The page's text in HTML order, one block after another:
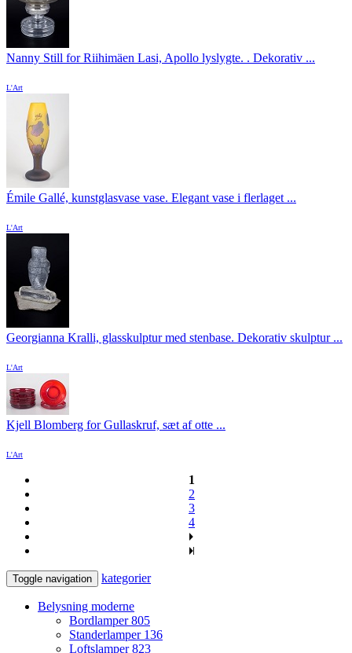
Nanny Still for Riihimäen Lasi, Apollo lyslygte. . Dekorativ ...
L'Art
Émile Gallé, kunstglasvase vase. Elegant vase i flerlaget ...
L'Art
Georgianna Kralli, glasskulptur med stenbase. Dekorativ skulptur ...
L'Art
Kjell Blomberg for Gullaskruf, sæt af otte ...
L'Art
1
2
3
4
Toggle navigation kategorier
Belysning moderne
Bordlamper805
Standerlamper 136
Loftslamper823